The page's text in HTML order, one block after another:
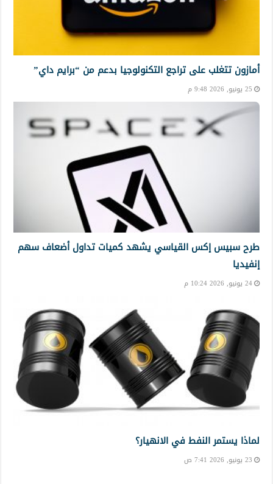
أمازون تتغلب على تراجع التكنولوجيا بدعم من “برايم داي”
25 يونيو, 2026 9:48 م
طرح سبيس إكس القياسي يشهد كميات تداول أضعاف سهم
إنفيديا
24 يونيو, 2026 10:24 م
لماذا يستمر النفط في الانهيار؟
23 يونيو, 2026 7:41 ص